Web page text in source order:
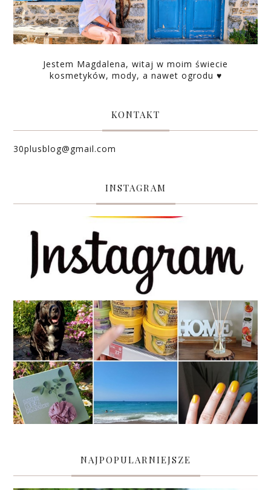
Jestem Magdalena, witaj w moim świecie
kosmetyków, mody, a nawet ogrodu ♥
KONTAKT
30plusblog@gmail.com
INSTAGRAM
NAJPOPULARNIEJSZE